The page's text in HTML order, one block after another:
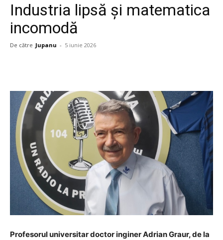
Industria lipsă și matematica
incomodă
De către Jupanu - 5 iunie 2026
Profesorul universitar doctor inginer Adrian Graur, de la